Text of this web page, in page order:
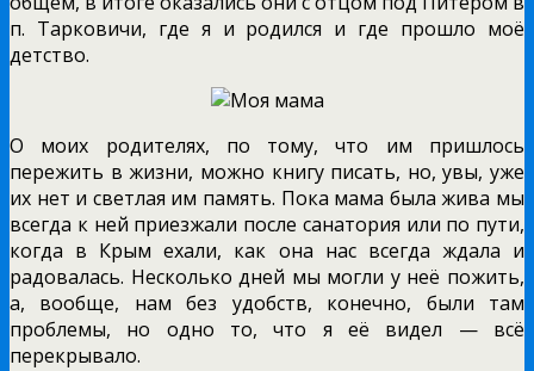
п. Тарковичи, где я и родился и где прошло моё
детство.
О моих родителях, по тому, что им пришлось
пережить в жизни, можно книгу писать, но, увы, уже
их нет и светлая им память. Пока мама была жива мы
всегда к ней приезжали после санатория или по пути,
когда в Крым ехали, как она нас всегда ждала и
радовалась. Несколько дней мы могли у неё пожить,
а, вообще, нам без удобств, конечно, были там
проблемы, но одно то, что я её видел — всё
перекрывало.